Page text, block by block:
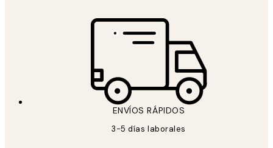
ENVÍOS RÁPIDOS
3-5 días laborales